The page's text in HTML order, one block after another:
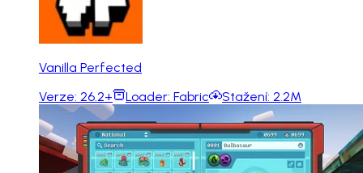
Vanilla Perfected
Verze: 26.2+ Loader: Fabric Stažení: 2.2M